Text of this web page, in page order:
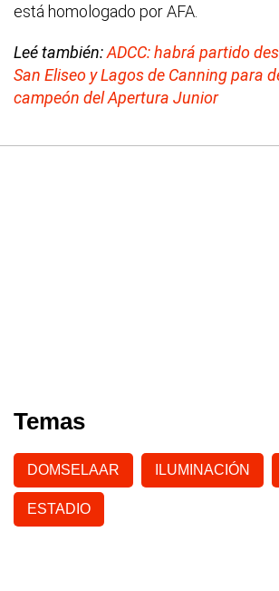
está homologado por AFA.
Leé también:ADCC: habrá partido
San Eliseo y Lagos de Canning para
campeón del Apertura Junior
Temas
DOMSELAAR ILUMINACIÓN
ESTADIO